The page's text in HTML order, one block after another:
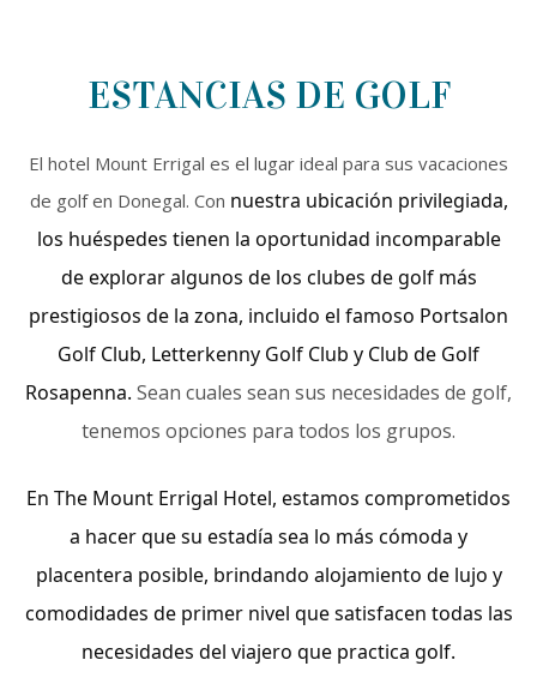
ESTANCIAS DE GOLF
El hotel Mount Errigal es el lugar ideal para sus vacaciones
de golf en Donegal. Con nuestra ubicación privilegiada,
los huéspedes tienen la oportunidad incomparable
de explorar algunos de los clubes de golf más
prestigiosos de la zona, incluido el famoso Portsalon
Golf Club, Letterkenny Golf Club y Club de Golf
Rosapenna. Sean cuales sean sus necesidades de golf,
tenemos opciones para todos los grupos.
En The Mount Errigal Hotel, estamos comprometidos
a hacer que su estadía sea lo más cómoda y
placentera posible, brindando alojamiento de lujo y
comodidades de primer nivel que satisfacen todas las
necesidades del viajero que practica golf.